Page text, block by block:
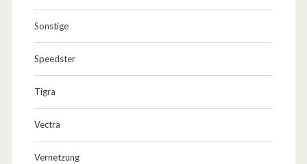
Sonstige
Speedster
Tigra
Vectra
Vernetzung